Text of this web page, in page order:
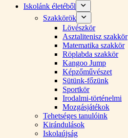
Iskolánk életéből
Szakkörök
Lövészkör
Asztalitenisz szakkör
Matematika szakkör
Röplabda szakkör
Kangoo Jump
Képzőművészet
Sütünk-főzünk
Sportkör
Irodalmi-történelmi
Mozgásjátékok
Tehetséges tanulóink
Kirándulások
Iskolaújság